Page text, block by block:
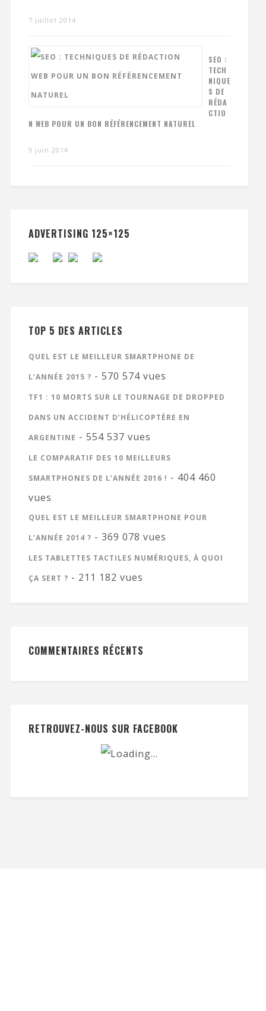
7 juillet 2014
SEO :
TECH
NIQUE
S DE
RÉDA
CTIO
N WEB POUR UN BON RÉFÉRENCEMENT NATUREL
9 juin 2014
ADVERTISING 125×125
TOP 5 DES ARTICLES
QUEL EST LE MEILLEUR SMARTPHONE DE
L’ANNÉE 2015 ? - 570 574 vues
TF1 : 10 MORTS SUR LE TOURNAGE DE DROPPED
DANS UN ACCIDENT D’HÉLICOPTÈRE EN
ARGENTINE - 554 537 vues
LE COMPARATIF DES 10 MEILLEURS
SMARTPHONES DE L’ANNÉE 2016 ! - 404 460
vues
QUEL EST LE MEILLEUR SMARTPHONE POUR
L’ANNÉE 2014 ? - 369 078 vues
LES TABLETTES TACTILES NUMÉRIQUES, À QUOI
ÇA SERT ? - 211 182 vues
COMMENTAIRES RÉCENTS
RETROUVEZ-NOUS SUR FACEBOOK